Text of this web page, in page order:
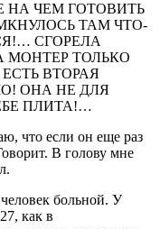
НА ЧЕМ ГОТОВИТЬ
ТАМ ЧТО-
СГОРЕЛА
МОНТЕР ТОЛЬКО
ВТОРАЯ
ОНА НЕ ДЛЯ
ПЛИТА!…
что если он еще раз
В голову мне
больной. У
как в